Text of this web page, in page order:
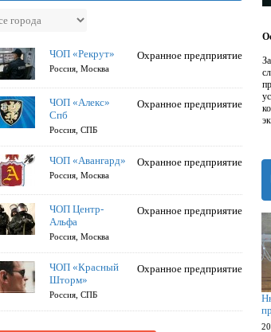
Охранное предприятие
ЧОП «Рекрут»
Россия, Москва
Охранное предприятие
ЧОП «Алекс»
Спб
Россия, СПБ
Охранное предприятие
ЧОП «Авангард»
Россия, Москва
Охранное предприятие
ЧОП Центр-
Альфа
Россия, Москва
Охранное предприятие
ЧОП «Красный
Шторм»
Россия, СПБ